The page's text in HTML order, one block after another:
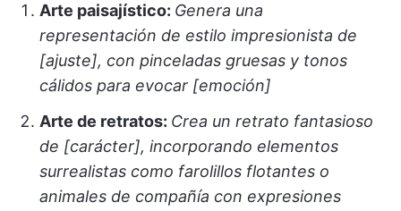
Arte paisajístico: Genera una
representación de estilo impresionista de
[ajuste], con pinceladas gruesas y tonos
cálidos para evocar [emoción]
Arte de retratos: Crea un retrato fantasioso
de [carácter], incorporando elementos
surrealistas como farolillos flotantes o
animales de compañía con expresiones